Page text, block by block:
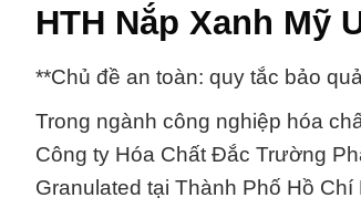
HTH Nắp Xanh Mỹ
**Chủ đề an toàn: quy tắc bảo
Trong ngành công nghiệp hóa
Công ty Hóa Chất Đắc Trường
Granulated tại Thành Phố Hồ